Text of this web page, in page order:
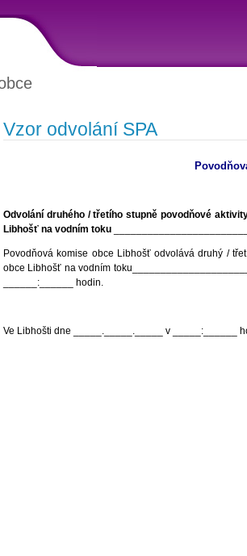
Vzor odvolání SPA
Odvolání druhého / třetího stupně povodňové
Libhošť na vodním toku
Povodňová komise obce Libhošť odvolává druhý /
obce Libhošť na vodním
______:______ hodin.
Ve Libhošti dne _____._____._____ v _____:______